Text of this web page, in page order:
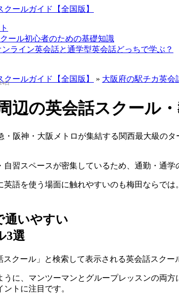
ールガイド【全国版】
ール初心者のための基礎知識
ンライン英会話と通学型英会話どっちで学ぶ？
ールガイド【全国版】 » 大阪府の駅チカ英会
日
辺の英会話スクール
・阪神・大阪メトロが集結する関西最大級の
習スペースが密集しているため、通勤・通
英語を使う場面に触れやすいのも梅田ならで
通いやすい
3選
クール」と検索して表示される英会話スクー
に、マンツーマンとグループレッスンの両方
トに注目です。